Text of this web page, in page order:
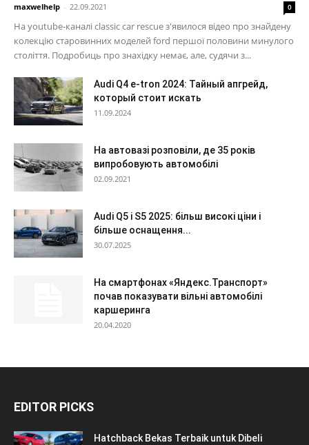
maxwelhelp - 22.09.2021 0
На youtube-каналі classic car rescue з'явилося відео про знайдену
колекцію старовинних моделей ford першої половини минулого
століття. Подробиць про знахідку немає, але, судячи з...
Audi Q4 e-tron 2024: Тайный апгрейд,
который стоит искать
11.09.2024
На автовазі розповіли, де 35 років
випробовують автомобілі
02.09.2021
Audi Q5 і S5 2025: більш високі ціни і
більше оснащення...
30.07.2025
На смартфонах «Яндекс.Транспорт»
почав показувати вільні автомобілі
каршеринга
20.04.2020
EDITOR PICKS
Hatchback Bekas Terbaik untuk Dibeli